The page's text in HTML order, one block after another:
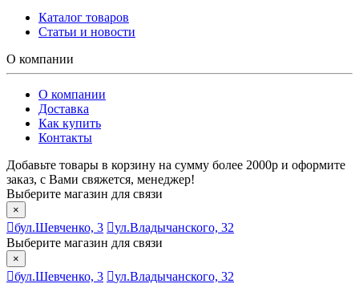
Каталог товаров
Статьи и новости
О компании
О компании
Доставка
Как купить
Контакты
Добавьте товары в корзину на сумму более 2000р и оформите
заказ, с Вами свяжется, менеджер!
Выберите магазин для связи
×
бул.Шевченко, 3
ул.Владычанского, 32
Выберите магазин для связи
×
бул.Шевченко, 3 ул.Владычанского, 32